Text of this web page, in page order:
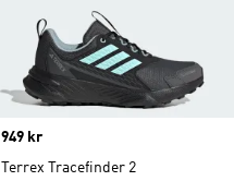
Price
949 kr
Terrex Tracefinder 2